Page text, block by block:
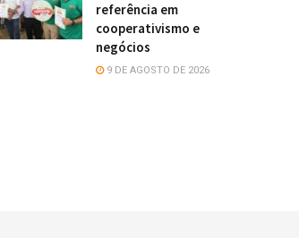
referência em
cooperativismo e
negócios
9 DE AGOSTO DE 2026